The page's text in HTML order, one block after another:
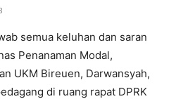
semua keluhan dan saran
Penanaman Modal,
UKM Bireuen, Darwansyah,
di ruang rapat DPRK